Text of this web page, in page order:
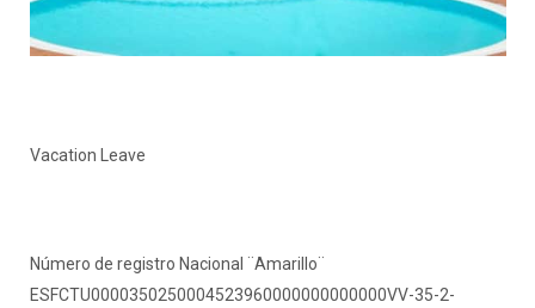
Vacation Leave
Número de registro Nacional ¨Amarillo¨
ESFCTU0000350250004523960000000000000VV-35-2-